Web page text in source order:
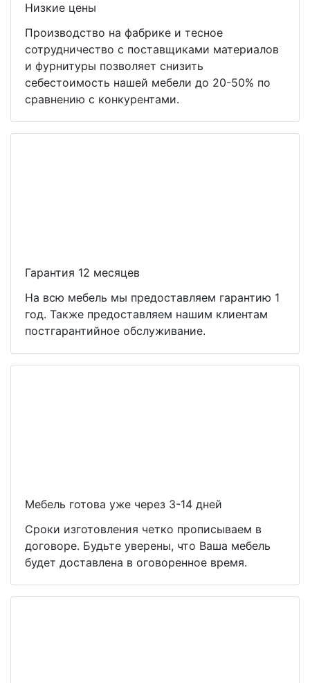
Низкие цены
Производство на фабрике и тесное
сотрудничество с поставщиками материалов
и фурнитуры позволяет снизить
себестоимость нашей мебели до 20-50% по
сравнению с конкурентами.
Гарантия 12 месяцев
На всю мебель мы предоставляем гарантию 1
год. Также предоставляем нашим клиентам
постгарантийное обслуживание.
Мебель готова уже через 3-14 дней
Сроки изготовления четко прописываем в
договоре. Будьте уверены, что Ваша мебель
будет доставлена в оговоренное время.